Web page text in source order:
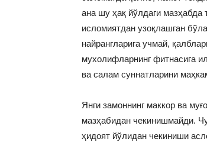
ана шу ҳақ йўлдаги мазҳабда
исломиятдан узоқлашган
найрангларига учмай,
мухолифларнинг фитнасига
ва салам суннатларини
Янги замоннинг маккор ва
мазҳабидан чекинишмайди.
ҳидоят йўлидан чекиниши